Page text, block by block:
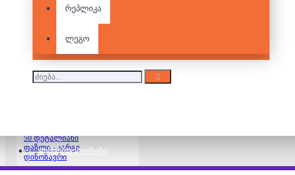
ᲙᲝᲜᲡᲢᲠᲣᲥᲢᲝᲠᲔᲑᲘ
რეპლიკა
ლეგო
100 დეტალიანი
დინოზავრი
50 დეტალიანი
ფაზლი - კარგი
დინოზავრი
25.00 ₾